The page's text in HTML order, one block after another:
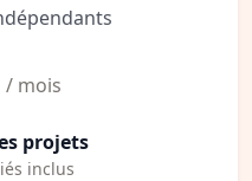
/ mois
projets
inclus